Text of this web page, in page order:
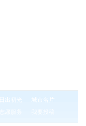
日出初光
城市名片
志愿服务 我要投稿